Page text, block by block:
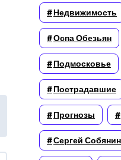
Недвижимость
Оспа Обезьян
Подмосковье
Пострадавшие
Прогнозы
Сергей Собянин